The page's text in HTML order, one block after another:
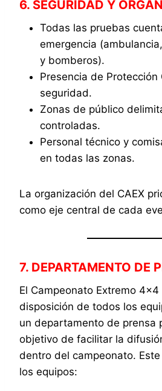
6. SEGURIDAD Y
Todas las pruebas
emergencia
y bomberos).
Presencia de Protección
seguridad.
Zonas de público
controladas.
Personal técnico y
en todas las zonas.
La organización del CAEX
como eje central de cada
7. DEPARTAMENTO DE
El Campeonato Extremo 4×4
disposición de todos los
un departamento de prensa
objetivo de facilitar la
dentro del campeonato.
los equipos: